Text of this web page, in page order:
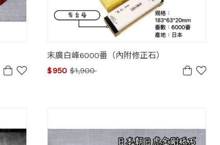
末廣白峰6000番（內附修正石）
$1,900
$950